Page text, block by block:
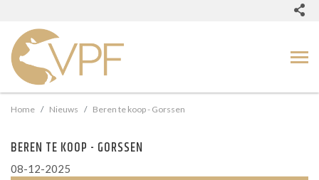
Home Nieuws Beren te koop - Gorssen
BEREN TE KOOP - GORSSEN
08-12-2025